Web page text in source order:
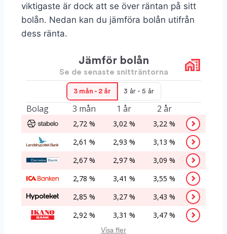
viktigaste är dock att se över räntan på sitt
bolån. Nedan kan du jämföra bolån utifrån
dess ränta.